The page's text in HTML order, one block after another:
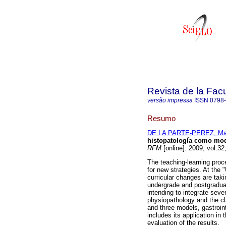
Revista de la
versão impressa ISSN
Resumo
DE LA PARTE-PEREZ,
histopatología como
RFM [online]. 2009,
The teaching-learning
for new strategies. At the
curricular changes are
undergrade and
intending to integrate
physiopathology and the
and three models,
includes its application in
evaluation of the results.